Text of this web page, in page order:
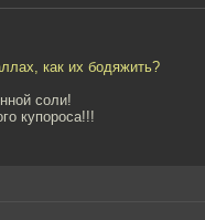
как их бодяжить?
соли!
купороса!!!